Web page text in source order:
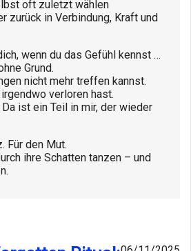
oft zuletzt wählen
zurück in Verbindung, Kraft und
wenn du das Gefühl kennst …
Grund.
nicht mehr treffen kannst.
verloren hast.
ist ein Teil in mir, der wieder
Für den Mut.
ihre Schatten tanzen – und